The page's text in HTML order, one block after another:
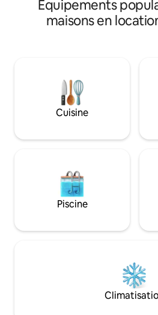
fenêtre offre une vue unique sur
Salon grand et spacieux avec une
incomparable sur le début de
canapé-lit et la même vue exclusive.
grandes chambres avec vue sur la
lits king-size. 3 salles de bains dont une
avec jacuzzi et une avec douche. Un
une entrée spacieuse et une
Salle à manger avec vue
sur le Duomo de Sienne et la
San Domenico qui se distinguent
toits médiévaux de Sienne à
équipée avec buanderie. Il occupe tout
privilégiées sur Sienne et ses
Banchi sopra Sopra, le parcours
du centre historique de Sienne, en
Équipements
maisons en
Cuisine
Piscine